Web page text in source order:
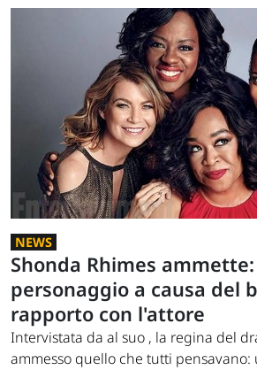
NEWS
Shonda Rhimes
personaggio a causa del
rapporto con l'attore
Intervistata da al suo , la regina del
ammesso quello che tutti pensavano: